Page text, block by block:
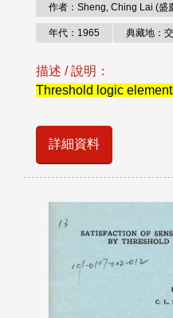
作者：Sheng, Ching Lai (盛
年代：1965 典藏地：
描述 / 說明：
Threshold logic
詳細資料